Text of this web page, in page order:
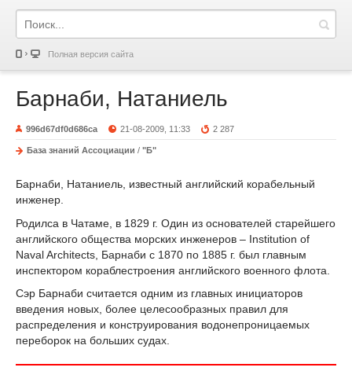
Полная версия сайта
Барнаби, Натаниель
996d67df0d686ca 21-08-2009, 11:33 2 287
База знаний Ассоциации / "Б"
Барнаби, Натаниель, известный английский корабельный
инженер.
Родилса в Чатаме, в 1829 г. Один из основателей старейшего
английского общества морских инженеров – Institution of
Naval Architects, Барнаби с 1870 по 1885 г. был главным
инспектором кораблестроения английского военного флота.
Сэр Барнаби считается одним из главных инициаторов
введения новых, более целесообразных правил для
распределения и конструирования водонепроницаемых
переборок на больших судах.